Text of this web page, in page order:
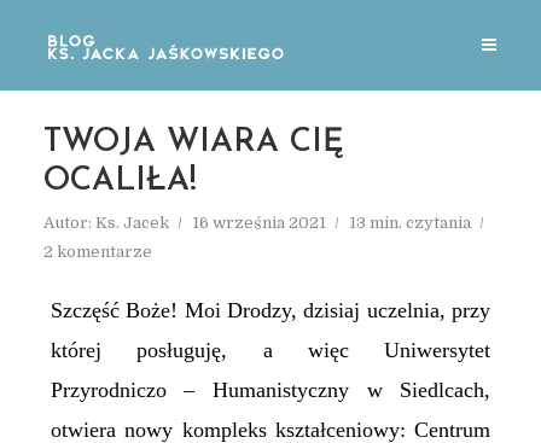
TWOJA WIARA CIĘ
OCALIŁA!
Autor: Ks. Jacek 16 września 2021
13 min. czytania
2 komentarze
Szczęść Boże! Moi Drodzy, dzisiaj uczelnia, przy
której posługuję, a więc Uniwersytet
Przyrodniczo – Humanistyczny w Siedlcach,
otwiera nowy kompleks kształceniowy: Centrum